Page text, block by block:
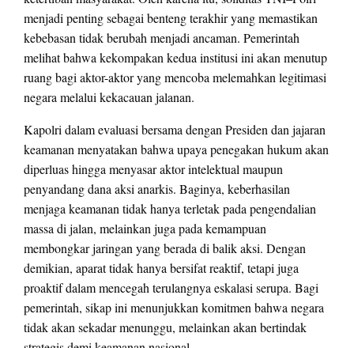
menjadi penting sebagai benteng terakhir yang memastikan
kebebasan tidak berubah menjadi ancaman. Pemerintah
melihat bahwa kekompakan kedua institusi ini akan menutup
ruang bagi aktor-aktor yang mencoba melemahkan legitimasi
negara melalui kekacauan jalanan.
Kapolri dalam evaluasi bersama dengan Presiden dan jajaran
keamanan menyatakan bahwa upaya penegakan hukum akan
diperluas hingga menyasar aktor intelektual maupun
penyandang dana aksi anarkis. Baginya, keberhasilan
menjaga keamanan tidak hanya terletak pada pengendalian
massa di jalan, melainkan juga pada kemampuan
membongkar jaringan yang berada di balik aksi. Dengan
demikian, aparat tidak hanya bersifat reaktif, tetapi juga
proaktif dalam mencegah terulangnya eskalasi serupa. Bagi
pemerintah, sikap ini menunjukkan komitmen bahwa negara
tidak akan sekadar menunggu, melainkan akan bertindak